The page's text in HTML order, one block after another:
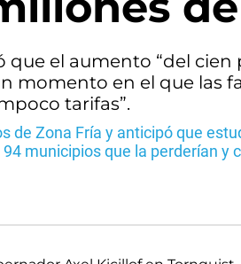
que el aumento “del
momento en el que las
tarifas”.
de Zona Fría y anticipó que
municipios que la perderían y